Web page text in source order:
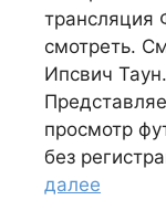
трансляция
смотреть.
Ипсвич
просмотр
без
далее